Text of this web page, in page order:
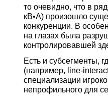
то очевидно, что в
кВ•А) произошло
конкуренции. В
на глазах была
контролировавшей
Есть и субсегменты,
(например, line-
специализации
непрофильного для